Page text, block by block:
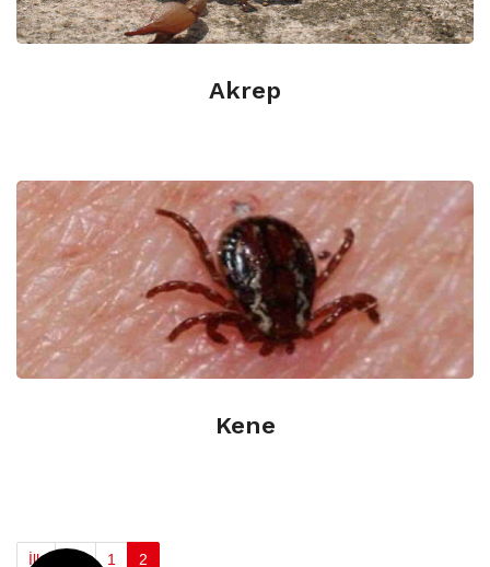
Akrep
0.312.427 2090
Kene
İlk 1 2